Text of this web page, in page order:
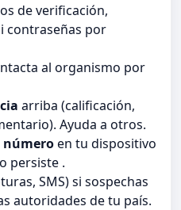
de verificación,
contraseñas por
al organismo por
arriba (calificación,
Ayuda a otros.
númeroen tu dispositivo
persiste .
SMS) si sospechas
autoridades de tu país.